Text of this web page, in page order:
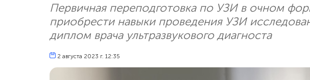
Первичная переподготовка по УЗИ в очном
приобрести навыки проведения УЗИ
диплом врача ультразвукового диагноста
2 августа 2023 г. 12:35